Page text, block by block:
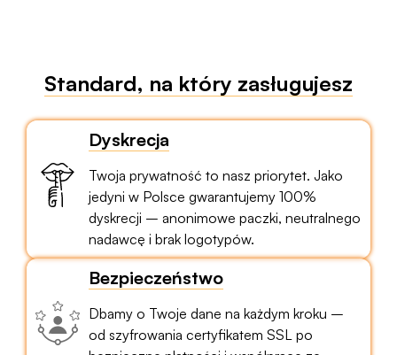
Standard, na który zasługujesz
Dyskrecja
Twoja prywatność to nasz priorytet. Jako
jedyni w Polsce gwarantujemy 100%
dyskrecji – anonimowe paczki, neutralnego
nadawcę i brak logotypów.
Bezpieczeństwo
Dbamy o Twoje dane na każdym kroku –
od szyfrowania certyfikatem SSL po